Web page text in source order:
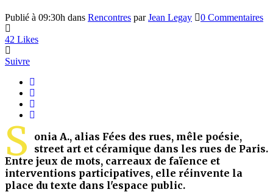
Publié à 09:30h dans Rencontres parJean Legay 0 Commentaires
42 Likes
Suivre
S
onia A., alias Fées des rues, mêle poésie,
street art et céramique dans les rues de Paris.
Entre jeux de mots, carreaux de faïence et
interventions participatives, elle réinvente la
place du texte dans l'espace public.